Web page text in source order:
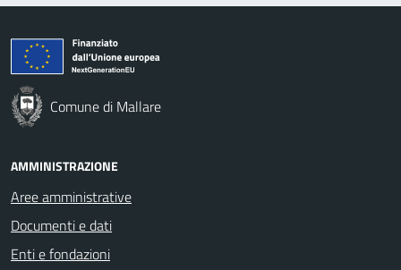
Comune di Mallare
AMMINISTRAZIONE
Aree amministrative
Documenti e dati
Enti e fondazioni